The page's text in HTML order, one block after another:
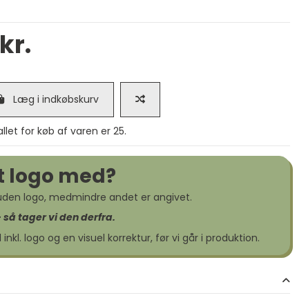
Læg i indkøbskurv
for køb af varen er 25.
logo med?
logo, medmindre andet er angivet.
så tager vi den derfra.
logo og en visuel korrektur, før vi går i produktion.